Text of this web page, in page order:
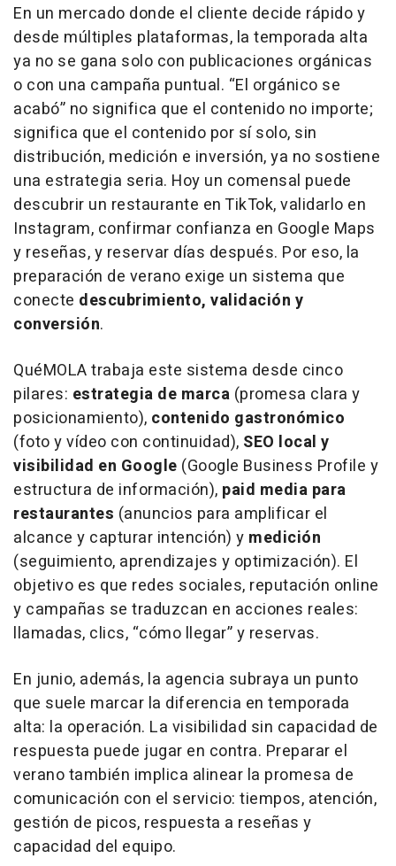
En un mercado donde el cliente decide rápido y
desde múltiples plataformas, la temporada alta
ya no se gana solo con publicaciones orgánicas
o con una campaña puntual. “El orgánico se
acabó” no significa que el contenido no importe;
significa que el contenido por sí solo, sin
distribución, medición e inversión, ya no sostiene
una estrategia seria. Hoy un comensal puede
descubrir un restaurante en TikTok, validarlo en
Instagram, confirmar confianza en Google Maps
y reseñas, y reservar días después. Por eso, la
preparación de verano exige un sistema que
conecte descubrimiento, validación y
conversión.
QuéMOLA trabaja este sistema desde cinco
pilares: estrategia de marca (promesa clara y
posicionamiento), contenido gastronómico
(foto y vídeo con continuidad), SEO local y
visibilidad en Google (Google Business Profile y
estructura de información), paid media para
restaurantes (anuncios para amplificar el
alcance y capturar intención) y medición
(seguimiento, aprendizajes y optimización). El
objetivo es que redes sociales, reputación online
y campañas se traduzcan en acciones reales:
llamadas, clics, “cómo llegar” y reservas.
En junio, además, la agencia subraya un punto
que suele marcar la diferencia en temporada
alta: la operación. La visibilidad sin capacidad de
respuesta puede jugar en contra. Preparar el
verano también implica alinear la promesa de
comunicación con el servicio: tiempos, atención,
gestión de picos, respuesta a reseñas y
capacidad del equipo.